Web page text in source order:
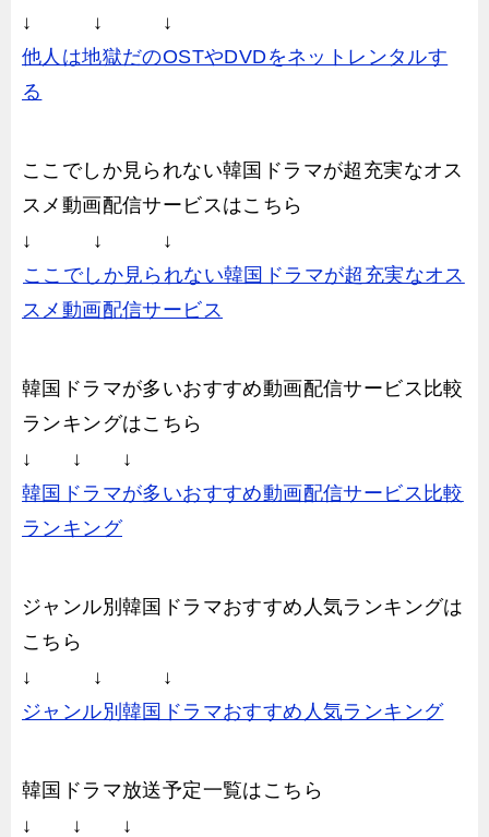
↓ ↓ ↓
他人は地獄だのOSTやDVDをネットレンタルす
る
ここでしか見られない韓国ドラマが超充実なオス
スメ動画配信サービスはこちら
↓ ↓ ↓
ここでしか見られない韓国ドラマが超充実なオス
スメ動画配信サービス
韓国ドラマが多いおすすめ動画配信サービス比較
ランキングはこちら
↓ ↓ ↓
韓国ドラマが多いおすすめ動画配信サービス比較
ランキング
ジャンル別韓国ドラマおすすめ人気ランキングは
こちら
↓ ↓ ↓
ジャンル別韓国ドラマおすすめ人気ランキング
韓国ドラマ放送予定一覧はこちら
↓ ↓ ↓